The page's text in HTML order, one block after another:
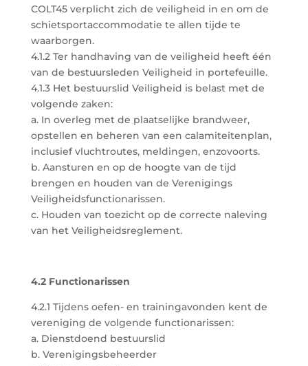
COLT45 verplicht zich de veiligheid in en om de
schietsportaccommodatie te allen tijde te
waarborgen.
4.1.2 Ter handhaving van de veiligheid heeft één
van de bestuursleden Veiligheid in portefeuille.
4.1.3 Het bestuurslid Veiligheid is belast met de
volgende zaken:
a. In overleg met de plaatselijke brandweer,
opstellen en beheren van een calamiteitenplan,
inclusief vluchtroutes, meldingen, enzovoorts.
b. Aansturen en op de hoogte van de tijd
brengen en houden van de Verenigings
Veiligheidsfunctionarissen.
c. Houden van toezicht op de correcte naleving
van het Veiligheidsreglement.
4.2 Functionarissen
4.2.1 Tijdens oefen- en trainingavonden kent de
vereniging de volgende functionarissen:
a. Dienstdoend bestuurslid
b. Verenigingsbeheerder